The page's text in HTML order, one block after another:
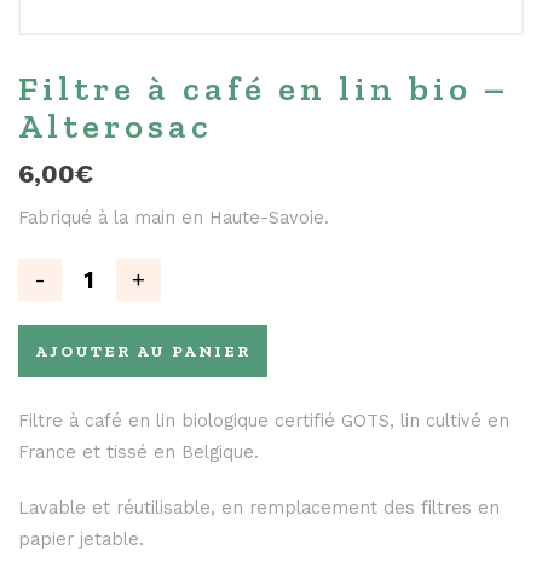
Filtre à café en lin bio –
Alterosac
6,00€
Fabriqué à la main en Haute-Savoie.
AJOUTER AU PANIER
Filtre à café en lin biologique certifié GOTS, lin cultivé en
France et tissé en Belgique.
Lavable et réutilisable, en remplacement des filtres en
papier jetable.